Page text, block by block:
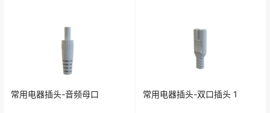
常用电器插头-音频母口 常用电器插头-双口插头 1